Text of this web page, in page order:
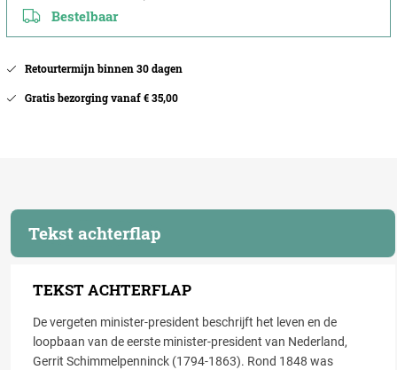
Bestelbaar
Retourtermijn binnen 30 dagen
Gratis bezorging vanaf € 35,00
Tekst achterflap
TEKST ACHTERFLAP
De vergeten minister-president beschrijft het leven en de
loopbaan van de eerste minister-president van Nederland,
Gerrit Schimmelpenninck (1794-1863). Rond 1848 was